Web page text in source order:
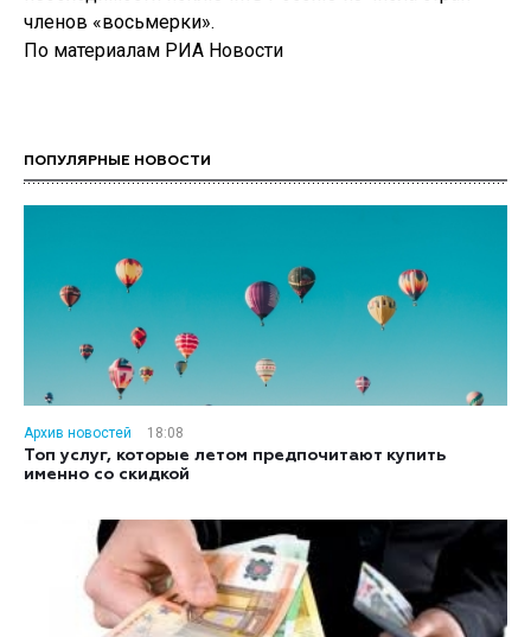
членов «восьмерки».
По материалам РИА Новости
ПОПУЛЯРНЫЕ НОВОСТИ
Архив новостей
18:08
Топ услуг, которые летом предпочитают купить
именно со скидкой